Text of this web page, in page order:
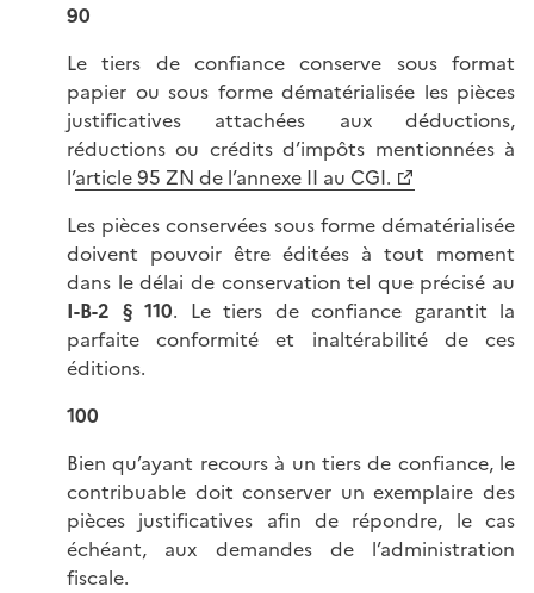
90
Le tiers de confiance conserve sous format
papier ou sous forme dématérialisée les pièces
justificatives attachées aux déductions,
réductions ou crédits d’impôts mentionnées à
l’article 95 ZN de l’annexe II au CGI.
Les pièces conservées sous forme dématérialisée
doivent pouvoir être éditées à tout moment
dans le délai de conservation tel que précisé au
I-B-2 § 110. Le tiers de confiance garantit la
parfaite conformité et inaltérabilité de ces
éditions.
100
Bien qu’ayant recours à un tiers de confiance, le
contribuable doit conserver un exemplaire des
pièces justificatives afin de répondre, le cas
échéant, aux demandes de l’administration
fiscale.